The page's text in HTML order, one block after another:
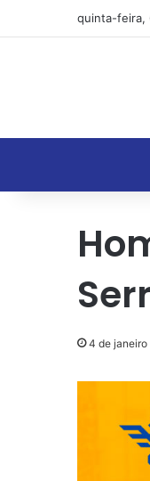
quinta-feira,
4 de janeiro